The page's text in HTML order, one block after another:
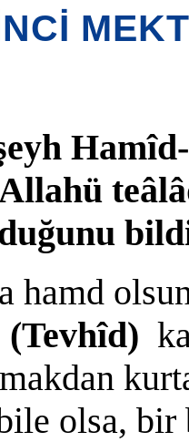
hamd
(Tevhîd)
olsa, bir